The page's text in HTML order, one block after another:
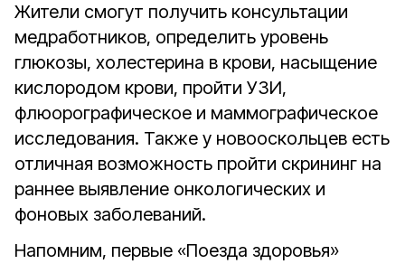
Жители смогут получить консультации
медработников, определить уровень
глюкозы, холестерина в крови, насыщение
кислородом крови, пройти УЗИ,
флюорографическое и маммографическое
исследования. Также у новооскольцев есть
отличная возможность пройти скрининг на
раннее выявление онкологических и
фоновых заболеваний.
Напомним, первые «Поезда здоровья»